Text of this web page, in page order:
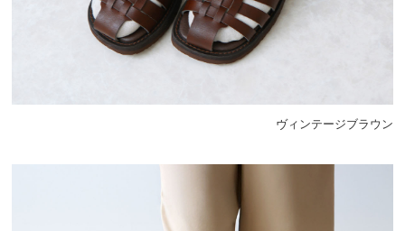
ヴィンテージブラウン